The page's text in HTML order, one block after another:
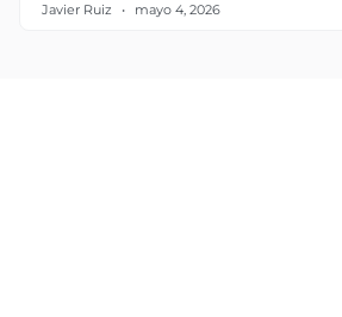
Javier Ruiz mayo 4, 2026